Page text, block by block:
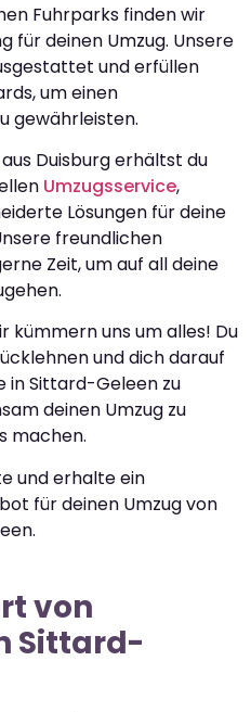
Fuhrparks finden wir
für deinen Umzug. Unsere
und erfüllen
um einen
gewährleisten.
Duisburg erhältst du
Umzugsservice,
Lösungen für deine
freundlichen
Zeit, um auf all deine
kümmern uns um alles! Du
und dich darauf
in Sittard-Geleen zu
deinen Umzug zu
machen.
und erhalte ein
für deinen Umzug von
von
Sittard-